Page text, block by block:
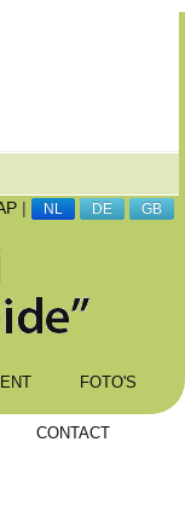
| NL DE GB
FOTO'S
CONTACT